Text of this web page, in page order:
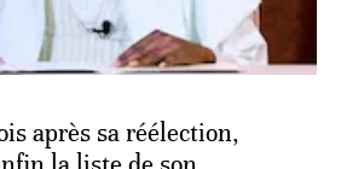
après sa réélection,